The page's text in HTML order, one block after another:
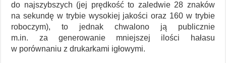
do najszybszych (jej prędkość to zaledwie 28 znaków
na sekundę w trybie wysokiej jakości oraz 160 w trybie
roboczym), to jednak chwalono ją publicznie
m.in. za generowanie mniejszej ilości hałasu
w porównaniu z drukarkami igłowymi.